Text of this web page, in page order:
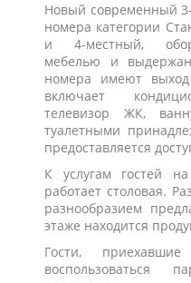
Новый современный
номера категории
и 4-местный,
мебелью и
номера имеют
включает
телевизор ЖК,
туалетными
предоставляется
К услугам гостей
работает столовая.
разнообразием
этаже находится
Гости,
воспользоваться